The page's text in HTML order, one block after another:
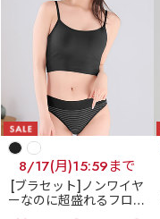
8/17(月)15:59まで
[ブラセット]ノンワイヤ
ーなのに超盛れるフロン
トホックブラ
フロント